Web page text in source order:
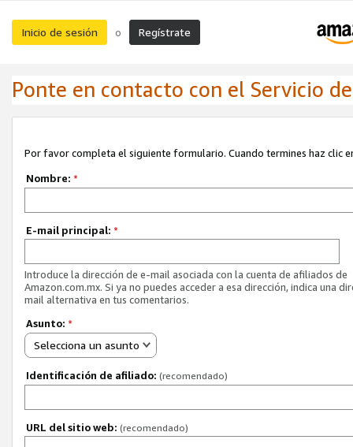
Inicio de sesión o Regístrate
Ponte en contacto con el Servicio
Por favor completa el siguiente formulario. Cuando termines haz clic
Nombre: *
E-mail principal: *
Introduce la dirección de e-mail asociada con la cuenta de afiliados de
Amazon.com.mx. Si ya no puedes acceder a esa dirección, indica una
mail alternativa en tus comentarios.
Asunto: *
Selecciona un asunto
Identificación de afiliado: (recomendado)
URL del sitio web: (recomendado)